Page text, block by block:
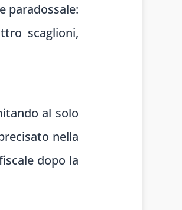
paradossale:
scaglioni,
al solo
nella
dopo la